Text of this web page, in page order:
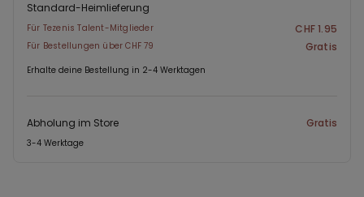
Standard-Heimlieferung
Für Tezenis Talent-Mitglieder CHF 1.95
Für Bestellungen über CHF 79 Gratis
Erhalte deine Bestellung in 2-4 Werktagen
Abholung im Store Gratis
3-4 Werktage